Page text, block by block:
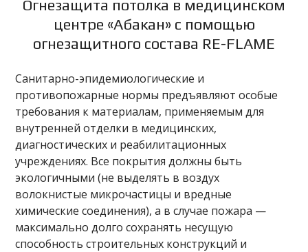
Огнезащита потолка в медицинском
центре «Абакан» с помощью
огнезащитного состава RE-FLAME
Санитарно-эпидемиологические и
противопожарные нормы предъявляют особые
требования к материалам, применяемым для
внутренней отделки в медицинских,
диагностических и реабилитационных
учреждениях. Все покрытия должны быть
экологичными (не выделять в воздух
волокнистые микрочастицы и вредные
химические соединения), а в случае пожара —
максимально долго сохранять несущую
способность строительных конструкций и